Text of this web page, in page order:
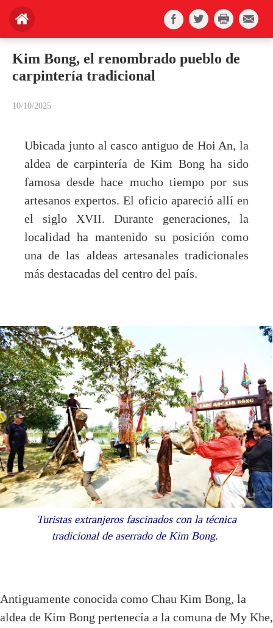
Kim Bong, el renombrado pueblo de
carpintería tradicional
10/10/2025
Ubicada junto al casco antiguo de Hoi An, la
aldea de carpintería de Kim Bong ha sido
famosa desde hace mucho tiempo por sus
artesanos expertos. El oficio apareció allí en
el siglo XVII. Durante generaciones, la
localidad ha mantenido su posición como
una de las aldeas artesanales tradicionales
más destacadas del centro del país.
Turistas extranjeros fascinados con la técnica
tradicional de aserrado de Kim Bong.
Antiguamente conocida como Chau Kim Bong, la
aldea de Kim Bong pertenecía a la comuna de My Khe,